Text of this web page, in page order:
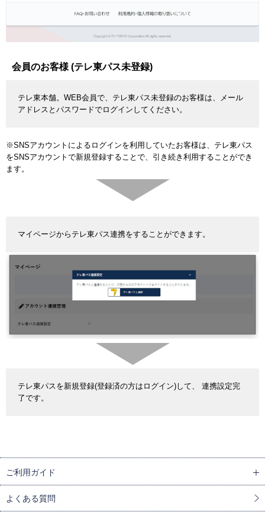
会員のお客様 (テレ東パス未登録)
テレ東本舗。WEB会員で、テレ東パス未登録のお客様は、メール
アドレスとパスワードでログインしてください。
※SNSアカウントによるログインを利用していたお客様は、テレ東パス
をSNSアカウントで新規登録することで、引き続き利用することができ
ます。
マイページからテレ東パス連携をすることができます。
テレ東パスを新規登録(登録済の方はログイン)して、 連携設定完
了です。
ご利用ガイド
よくある質問